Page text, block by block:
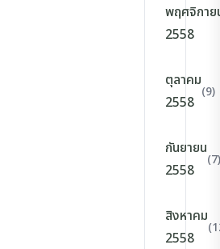
พฤศจิกาย
2558
ตุลาคม
2558
(9)
กันยายน
2558
(7)
สิงหาคม
2558